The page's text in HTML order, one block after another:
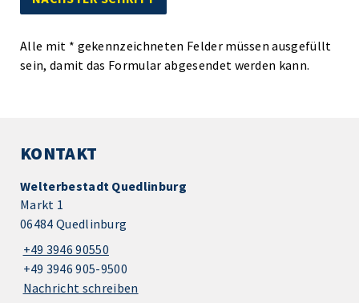
Alle mit * gekennzeichneten Felder müssen ausgefüllt
sein, damit das Formular abgesendet werden kann.
KONTAKT
Welterbestadt Quedlinburg
Markt 1
06484 Quedlinburg
+49 3946 90550
+49 3946 905-9500
Nachricht schreiben